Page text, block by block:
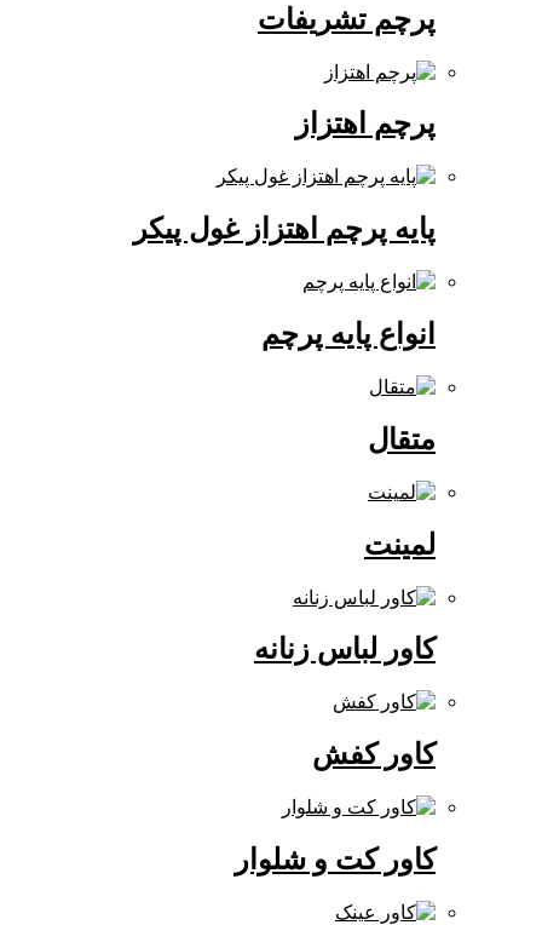
پرچم تشریفات
پرچم اهتزاز
پایه پرچم اهتزاز غول پیکر
انواع پایه پرچم
کاور لباس زنانه
کاور کفش
کاور کت و شلوار